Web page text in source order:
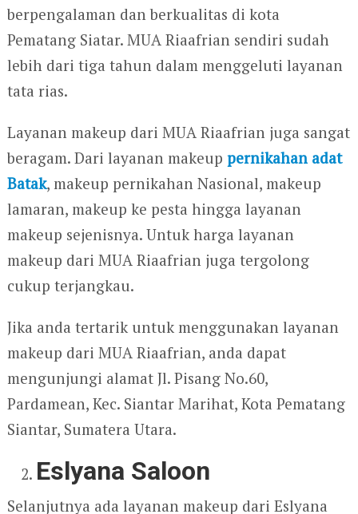
berpengalaman dan berkualitas di kota
Pematang Siatar. MUA Riaafrian sendiri sudah
lebih dari tiga tahun dalam menggeluti layanan
tata rias.
Layanan makeup dari MUA Riaafrian juga sangat
beragam. Dari layanan makeup pernikahan adat
Batak, makeup pernikahan Nasional, makeup
lamaran, makeup ke pesta hingga layanan
makeup sejenisnya. Untuk harga layanan
makeup dari MUA Riaafrian juga tergolong
cukup terjangkau.
Jika anda tertarik untuk menggunakan layanan
makeup dari MUA Riaafrian, anda dapat
mengunjungi alamat Jl. Pisang No.60,
Pardamean, Kec. Siantar Marihat, Kota Pematang
Siantar, Sumatera Utara.
Eslyana Saloon
Selanjutnya ada layanan makeup dari Eslyana